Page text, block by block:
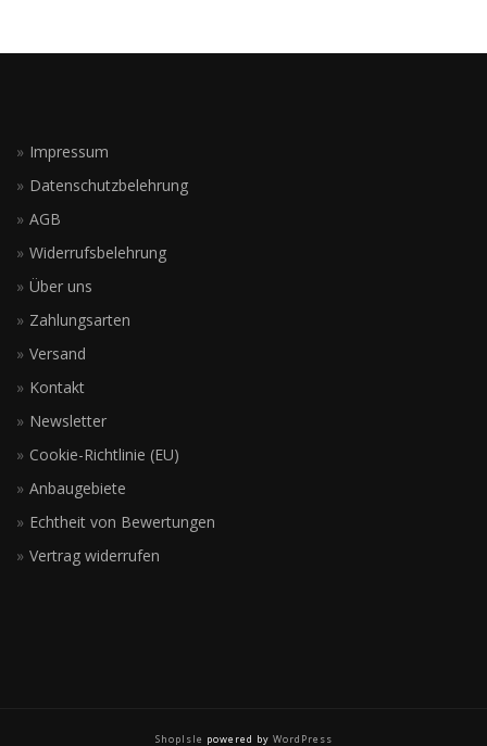
Impressum
Datenschutzbelehrung
AGB
Widerrufsbelehrung
Über uns
Zahlungsarten
Versand
Kontakt
Newsletter
Cookie-Richtlinie (EU)
Anbaugebiete
Echtheit von Bewertungen
Vertrag widerrufen
ShopIsle powered by WordPress